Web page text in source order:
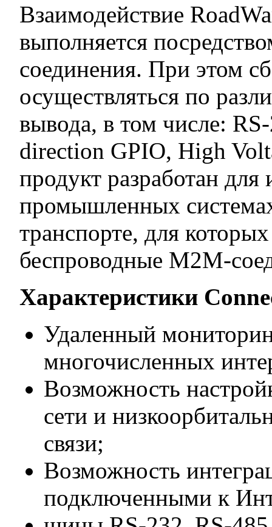
Взаимодействие
выполняется
соединения. При этом
осуществляться по
вывода, в том числе:
direction GPIO, High
продукт разработан для
промышленных
транспорте, для
беспроводные M2M-
Характеристики
Удаленный
многочисленных
Возможность
сети и
связи;
Возможность
подключенными к